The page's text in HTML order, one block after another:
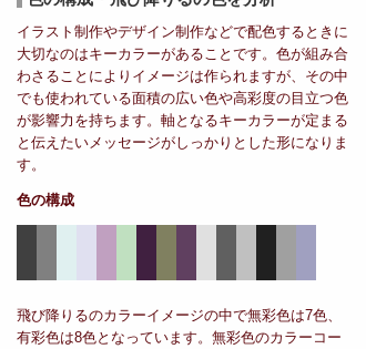
イラスト制作やデザイン制作などで配色するときに
大切なのはキーカラーがあることです。色が組み合
わさることによりイメージは作られますが、その中
でも使われている面積の広い色や高彩度の目立つ色
が影響力を持ちます。軸となるキーカラーが定まる
と伝えたいメッセージがしっかりとした形になりま
す。
色の構成
飛び降りるのカラーイメージの中で無彩色は7色、
有彩色は8色となっています。無彩色のカラーコー